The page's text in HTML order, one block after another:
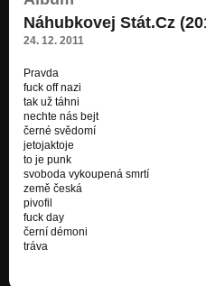
215a (§ domácí násilí)
Blíž k prdeli (2014)
Blíž k prdeli (2014)
jednou příjde konec
Blíž k prdeli (2014)
Punk´s Not Dead
Blíž k prdeli (2014)
mámo promiň
Blíž k prdeli (2014)
01 zkurvenej systém
Náhubkovej Stát.Cz
24. 12. 2011
Pravda
fuck off nazi
tak už táhni
nechte nás bejt
černé svědomí
jetojaktoje
to je punk
svoboda vykoupená smrtí
země česká
pivofil
fuck day
černí démoni
tráva